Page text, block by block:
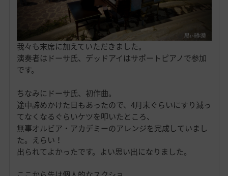
我々も末席に加えていただきました。
演奏者はドーサ氏、デッドアイはサポートピアノで参加
です。
ちなみにドーサ氏、初作曲。
途中諦めかけた日もあったので、4月末ぐらいにすり減っ
てなくなるぐらいケツを叩いたところ、
無事オルビア・アカデミーのアレンジを完成していまし
た。えらい！
出られてよかったです。よい思い出になりました。